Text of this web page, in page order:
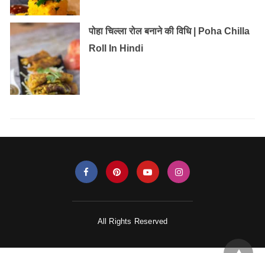
पोहा चिल्ला रोल बनाने की विधि | Poha Chilla
Roll In Hindi
All Rights Reserved